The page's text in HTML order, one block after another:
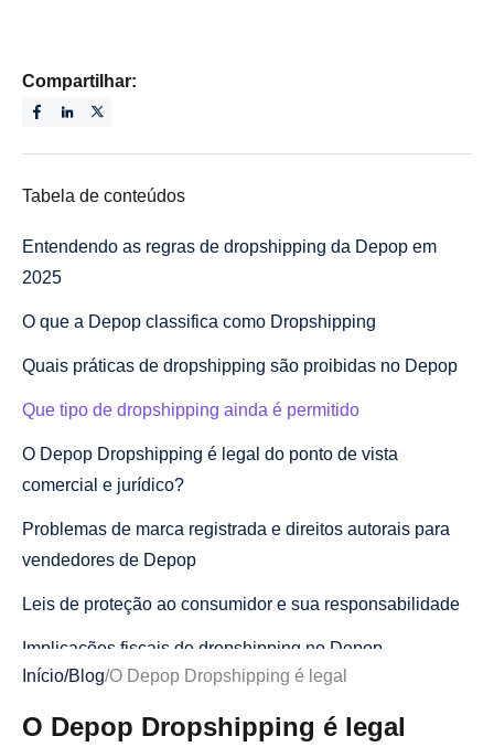
Compartilhar:
Tabela de conteúdos
Entendendo as regras de dropshipping da Depop em
2025
O que a Depop classifica como Dropshipping
Quais práticas de dropshipping são proibidas no Depop
Que tipo de dropshipping ainda é permitido
O Depop Dropshipping é legal do ponto de vista
comercial e jurídico?
Problemas de marca registrada e direitos autorais para
vendedores de Depop
Leis de proteção ao consumidor e sua responsabilidade
Implicações fiscais do dropshipping no Depop
Crie confiança com fotos e descrições originais
Início/Blog/O Depop Dropshipping é legal
O Depop Dropshipping é legal